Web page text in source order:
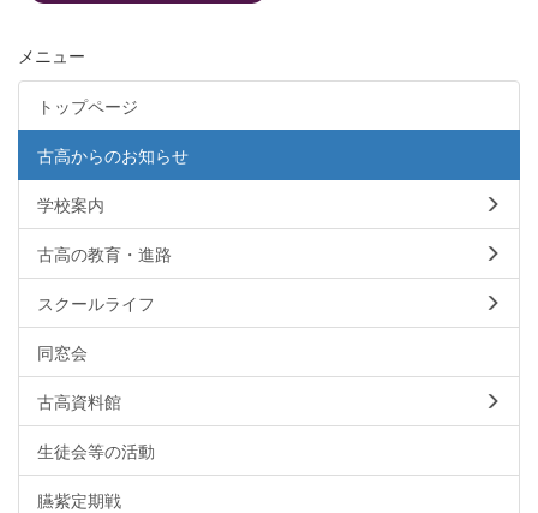
メニュー
トップページ
古高からのお知らせ
学校案内
古高の教育・進路
スクールライフ
同窓会
古高資料館
生徒会等の活動
臙紫定期戦